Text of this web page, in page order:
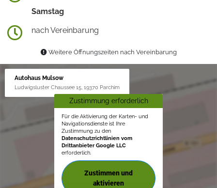
Samstag
nach Vereinbarung
Weitere Öffnungszeiten nach Vereinbarung
Autohaus Mulsow
Ludwigsluster Chaussee 15, 19370 Parchim
Zustimmung erforderlich
Für die Aktivierung der Karten- und
Navigationsdienste ist Ihre
Zustimmung zu den
Datenschutzrichtlinien vom
Drittanbieter Google LLC
erforderlich.
Zustimmen und
aktivieren